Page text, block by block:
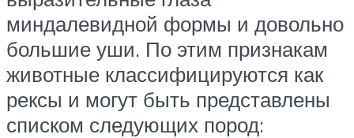
миндалевидной формы и довольно
большие уши. По этим признакам
животные классифицируются как
рексы и могут быть представлены
списком следующих пород: